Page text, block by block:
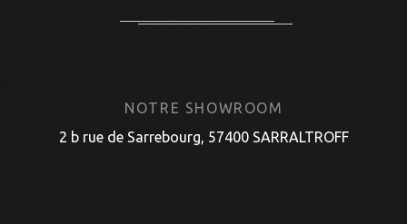
NOTRE SHOWROOM
2 b rue de Sarrebourg, 57400 SARRALTROFF